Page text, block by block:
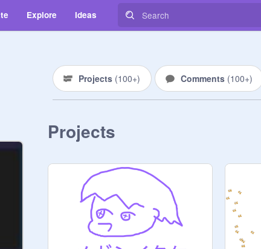
Explore Ideas
Projects (100+) Comments (100+)
Projects